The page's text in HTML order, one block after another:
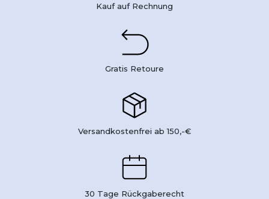
Kauf auf Rechnung
Gratis Retoure
Versandkostenfrei ab 150,-€
30 Tage Rückgaberecht